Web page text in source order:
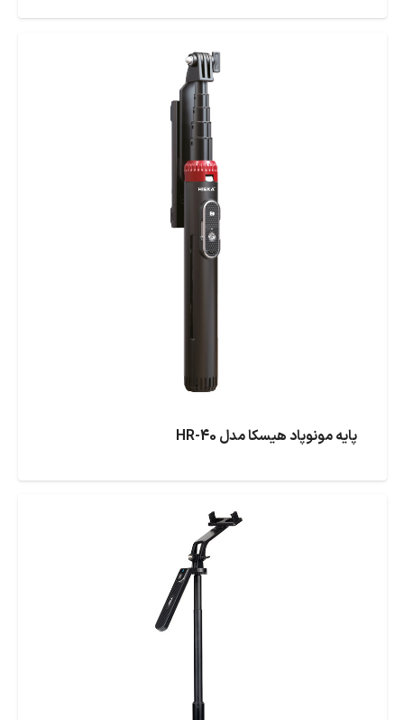
پایه مونوپاد هیسکا مدل HR-40